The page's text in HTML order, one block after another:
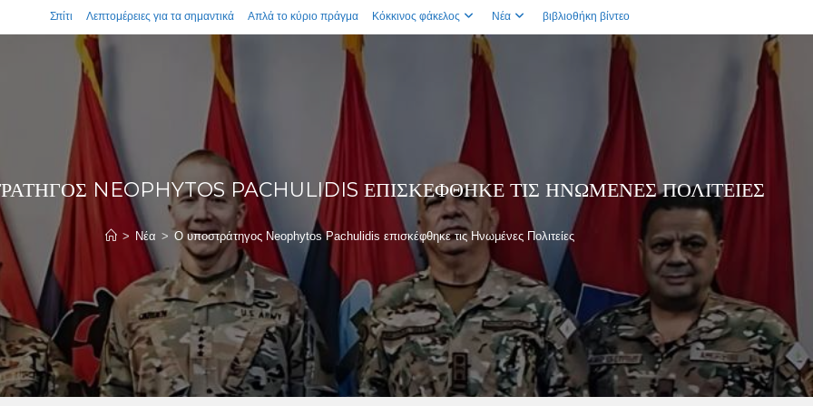
Σπίτι Λεπτομέρειες για τα σημαντικά Απλά το κύριο πράγμα Κόκκινος φάκελος Νέα βιβλιοθήκη βίντεο
NEOPHYTOS PACHULIDIS ΕΠΙΣΚΈΦΘΗΚΕ ΤΙΣ ΗΝΩΜΈΝΕΣ ΠΟΛΙΤΕΊΕΣ
> Νέα > Ο υποστράτηγος Neophytos Pachulidis επισκέφθηκε τις Ηνωμένες Πολιτείες